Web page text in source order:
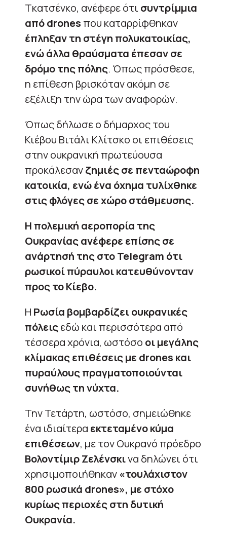
Τκατσένκο, ανέφερε ότι συντρίμμια
από drones που καταρρίφθηκαν
έπληξαν τη στέγη πολυκατοικίας,
ενώ άλλα θραύσματα έπεσαν σε
δρόμο της πόλης. Όπως πρόσθεσε,
η επίθεση βρισκόταν ακόμη σε
εξέλιξη την ώρα των αναφορών.
Όπως δήλωσε ο δήμαρχος του
Κιέβου Βιτάλι Κλίτσκο οι επιθέσεις
στην ουκρανική πρωτεύουσα
προκάλεσανζημιές σε πενταώροφη
κατοικία, ενώ ένα όχημα τυλίχθηκε
στις φλόγες σε χώρο στάθμευσης.
Η πολεμική αεροπορία της
Ουκρανίας ανέφερε επίσης σε
ανάρτησή της στο Telegram ότι
ρωσικοί πύραυλοι κατευθύνονταν
προς το Κίεβο.
Η Ρωσία βομβαρδίζει ουκρανικές
πόλειςεδώ και περισσότερα από
τέσσερα χρόνια, ωστόσο οι μεγάλης
κλίμακας επιθέσεις με drones και
πυραύλους πραγματοποιούνται
συνήθως τη νύχτα.
Την Τετάρτη, ωστόσο, σημειώθηκε
ένα ιδιαίτερα εκτεταμένο κύμα
επιθέσεων, με τον Ουκρανό πρόεδρο
Βολοντίμιρ Ζελένσκινα δηλώνει ότι
χρησιμοποιήθηκαν«τουλάχιστον
800 ρωσικά drones», με στόχο
κυρίως περιοχές στη δυτική
Ουκρανία.